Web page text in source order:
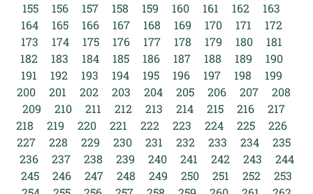
155
156 157 158 159 160 161 162
163
164
165 166 167 168 169 170 171
172
173
174 175 176 177 178 179 180
181
182
183 184 185 186 187 188 189
190
191
192 193 194 195 196 197 198
199
200
201 202 203 204 205 206 207
208
209
210 211 212 213 214 215 216
217
218
219 220 221 222 223 224 225
226
227
228 229 230 231 232 233 234
235
236
237 238 239 240 241 242 243
244
245
246 247 248 249 250 251 252
253